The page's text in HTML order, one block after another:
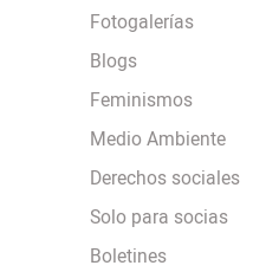
Fotogalerías
Blogs
Feminismos
Medio Ambiente
Derechos sociales
Solo para socias
Boletines